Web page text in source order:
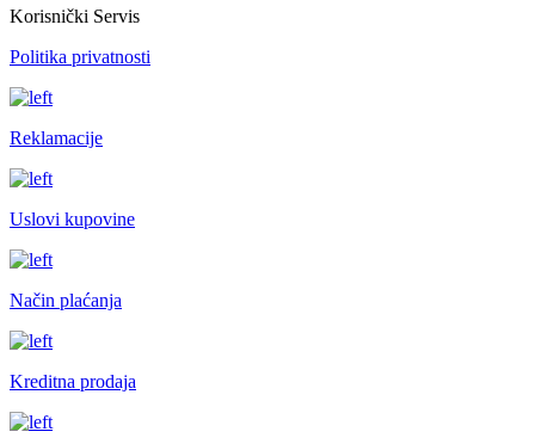
Korisnički Servis
Politika privatnosti
Reklamacije
Uslovi kupovine
Način plaćanja
Kreditna prodaja